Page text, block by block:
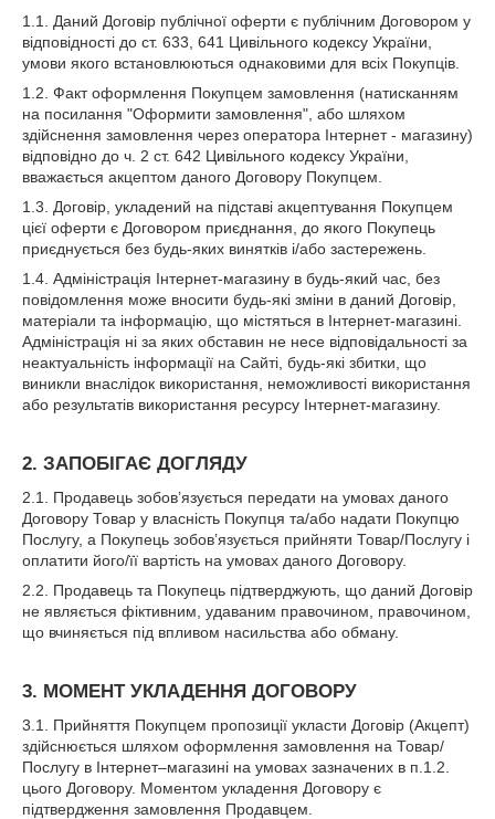
1.1. Даний Договір публічної оферти є публічним Договором у
відповідності до ст. 633, 641 Цивільного кодексу України,
умови якого встановлюються однаковими для всіх Покупців.
1.2. Факт оформлення Покупцем замовлення (натисканням
на посилання "Оформити замовлення", або шляхом
здійснення замовлення через оператора Інтернет - магазину)
відповідно до ч. 2 ст. 642 Цивільного кодексу України,
вважається акцептом даного Договору Покупцем.
1.3. Договір, укладений на підставі акцептування Покупцем
цієї оферти є Договором приєднання, до якого Покупець
приєднується без будь-яких винятків і/або застережень.
1.4. Адміністрація Інтернет-магазину в будь-який час, без
повідомлення може вносити будь-які зміни в даний Договір,
матеріали та інформацію, що містяться в Інтернет-магазині.
Адміністрація ні за яких обставин не несе відповідальності за
неактуальність інформації на Сайті, будь-які збитки, що
виникли внаслідок використання, неможливості використання
або результатів використання ресурсу Інтернет-магазину.
2. ЗАПОБІГАЄ ДОГЛЯДУ
2.1. Продавець зобов’язується передати на умовах даного
Договору Товар у власність Покупця та/або надати Покупцю
Послугу, а Покупець зобов’язується прийняти Товар/Послугу і
оплатити його/її вартість на умовах даного Договору.
2.2. Продавець та Покупець підтверджують, що даний Договір
не являється фіктивним, удаваним правочином, правочином,
що вчиняється під впливом насильства або обману.
3. МОМЕНТ УКЛАДЕННЯ ДОГОВОРУ
3.1. Прийняття Покупцем пропозиції укласти Договір (Акцепт)
здійснюється шляхом оформлення замовлення на Товар/
Послугу в Інтернет–магазині на умовах зазначених в п.1.2.
цього Договору. Моментом укладення Договору є
підтвердження замовлення Продавцем.